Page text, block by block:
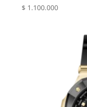
$ 1.100.000